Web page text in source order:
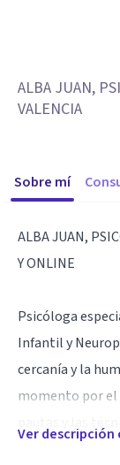
ALBA JUAN,
VALENCIA
Sobre mí
ALBA JUAN,
Y ONLINE
Psicóloga
Infantil y
cercanía y la
momento por el
Ver